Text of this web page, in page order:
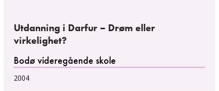
Utdanning i Darfur – Drøm eller
virkelighet?
Bodø videregående skole
2004